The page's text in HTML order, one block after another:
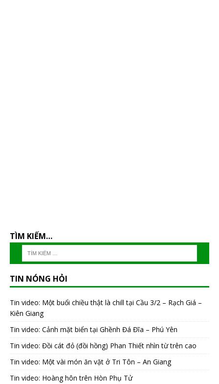
TÌM KIẾM…
TIN NÓNG HỎI
Tin video: Một buổi chiều thật là chill tại Cầu 3/2 – Rạch Giá –
Kiên Giang
Tin video: Cảnh mặt biển tại Ghềnh Đá Đĩa – Phú Yên
Tin video: Đồi cát đỏ (đồi hồng) Phan Thiết nhìn từ trên cao
Tin video: Một vài món ăn vặt ở Tri Tôn – An Giang
Tin video: Hoàng hôn trên Hòn Phụ Tử